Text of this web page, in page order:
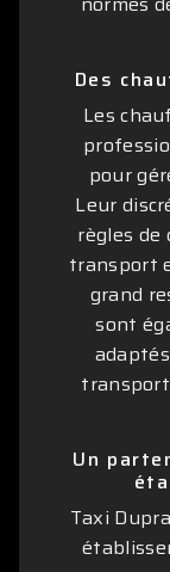
Des
Les
pour
Leur
règles
transport
grand
sont
Un
Taxi